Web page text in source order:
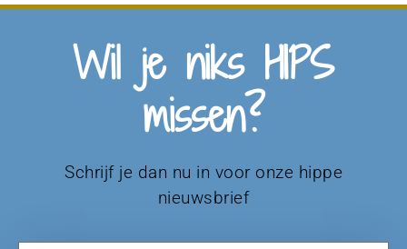
Wil je niks HIPS
missen?
Schrijf je dan nu in voor onze hippe
nieuwsbrief